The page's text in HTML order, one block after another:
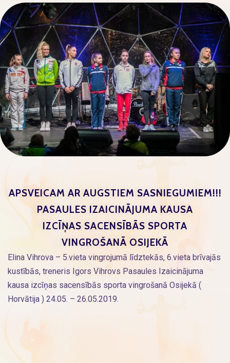
APSVEICAM AR AUGSTIEM SASNIEGUMIEM!!!
PASAULES IZAICINĀJUMA KAUSA
IZCĪŅAS SACENSĪBĀS SPORTA
VINGROŠANĀ OSIJEKĀ
Elina Vihrova – 5.vieta vingrojumā līdztekās, 6.vieta brīvajās
kustībās, treneris Igors Vihrovs Pasaules Izaicinājuma
kausa izcīņas sacensībās sporta vingrošanā Osijekā (
Horvātija ) 24.05. – 26.05.2019.